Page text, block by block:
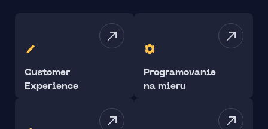
Customer
Experience
Programovanie
na mieru